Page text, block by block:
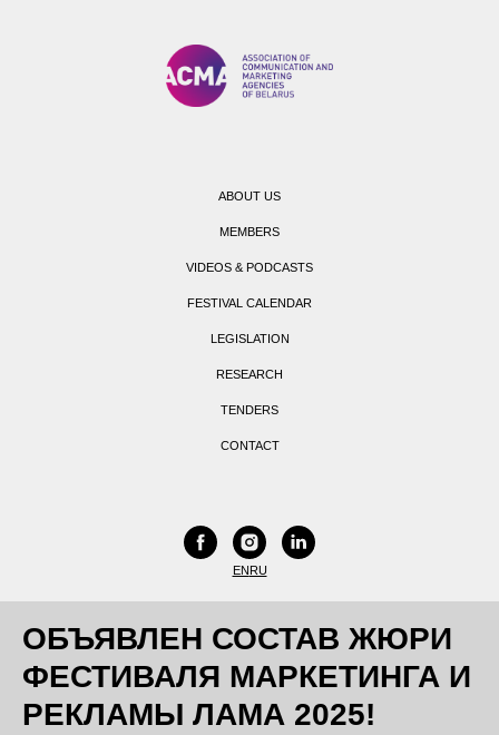
ABOUT US
MEMBERS
VIDEOS & PODCASTS
FESTIVAL CALENDAR
LEGISLATION
RESEARCH
TENDERS
CONTACT
ENRU
ОБЪЯВЛЕН СОСТАВ ЖЮРИ
ФЕСТИВАЛЯ МАРКЕТИНГА И
РЕКЛАМЫ ЛАМА 2025!